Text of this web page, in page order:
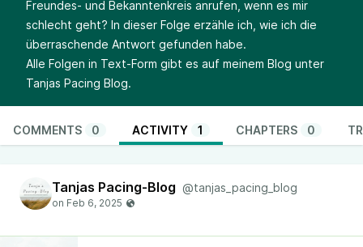
Freundes- und Bekanntenkreis anrufen, wenn es mir
schlecht geht? In dieser Folge erzähle ich, wie ich die
überraschende Antwort gefunden habe.
Alle Folgen in Text-Form gibt es auf meinem Blog unter
Tanjas Pacing Blog.
COMMENTS 0 ACTIVITY 1 CHAPTERS 0
Tanjas Pacing-Blog @tanjas_pacing_blog